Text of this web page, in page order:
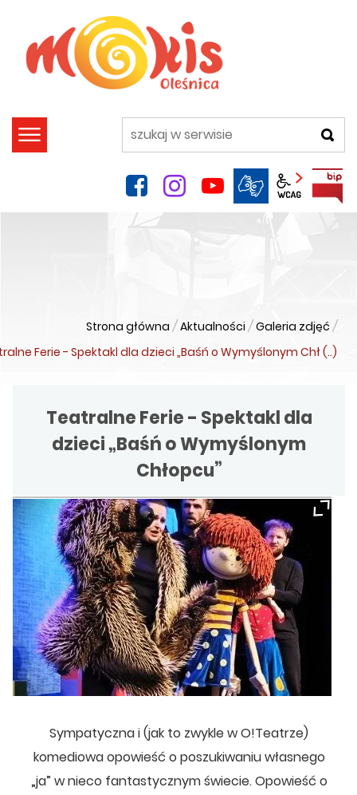
szukaj
facebookinstagram
YouTube
Panel
Strona główna / Aktualności / Galeria zdjęć /
Ferie - Spektakl dla dzieci „Baśń o Wymyślonym Chł (..)
Teatralne Ferie - Spektakl dla
dzieci „Baśń o Wymyślonym
Chłopcu”
Sympatyczna i (jak to zwykle w O!Teatrze)
komediowa opowieść o poszukiwaniu własnego
„ja” w nieco fantastycznym świecie. Opowieść o